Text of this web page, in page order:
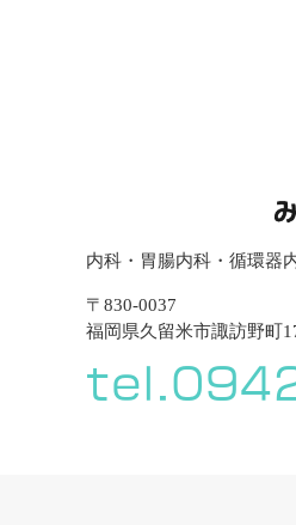
内科・胃腸内科・循環器
〒830-0037
福岡県久留米市諏訪野町